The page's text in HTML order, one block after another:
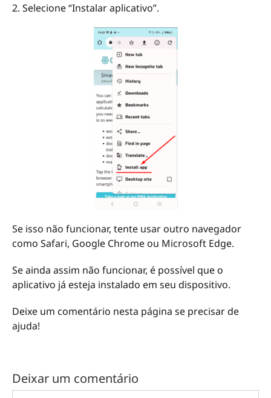
2. Selecione “Instalar aplicativo”.
Se isso não funcionar, tente usar outro navegador
como Safari, Google Chrome ou Microsoft Edge.
Se ainda assim não funcionar, é possível que o
aplicativo já esteja instalado em seu dispositivo.
Deixe um comentário nesta página se precisar de
ajuda!
Deixar um comentário